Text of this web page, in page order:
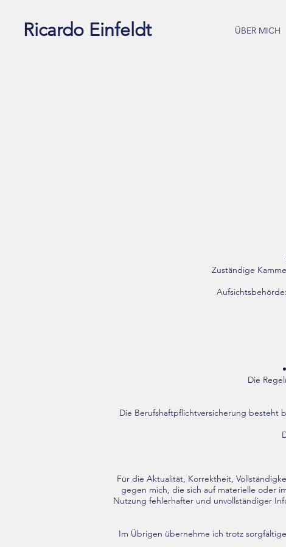
Ricardo Einfeldt ÜBER MICH
Zuständige
Die
Die Berufshaftpflichtversicherung besteht
Für die Aktualität, Korrektheit,
gegen mich, die sich auf materielle oder
Nutzung fehlerhafter und unvollständiger
Im Übrigen übernehme ich trotz